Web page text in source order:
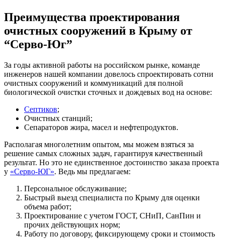
Преимущества проектирования
очистных сооружений в Крыму от
“Серво-Юг”
За годы активной работы на российском рынке, команде
инженеров нашей компании довелось спроектировать сотни
очистных сооружений и коммуникаций для полной
биологической очистки сточных и дождевых вод на основе:
Септиков;
Очистных станций;
Сепараторов жира, масел и нефтепродуктов.
Располагая многолетним опытом, мы можем взяться за
решение самых сложных задач, гарантируя качественный
результат. Но это не единственное достоинство заказа проекта
у «Серво-ЮГ». Ведь мы предлагаем:
Персональное обслуживание;
Быстрый выезд специалиста по Крыму для оценки
объема работ;
Проектирование с учетом ГОСТ, СНиП, СанПин и
прочих действующих норм;
Работу по договору, фиксирующему сроки и стоимость